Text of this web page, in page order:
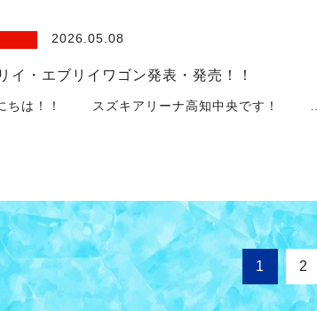
2026.05.08
イ・エブリイワゴン発表・発売！！
は！！ スズキアリーナ高知中央です！ …
1 2